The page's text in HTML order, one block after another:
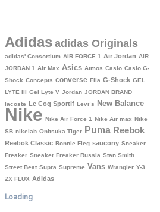
Adidas adidas Originals
adidas' Consortium AIR FORCE 1 Air Jordan AIR
JORDAN 1 Air Max Asics Atmos Casio Casio G-
Shock Concepts converse Fila G-Shock GEL
LYTE III Gel Lyte V Jordan JORDAN BRAND
lacoste Le Coq Sportif Levi’s New Balance
Nike Nike Air Force 1 Nike Air max Nike
SB nikelab Onitsuka Tiger Puma Reebok
Reebok Classic Ronnie Fieg saucony Sneaker
Freaker Sneaker Freaker Russia Stan Smith
Street Beat Supra Supreme Vans Wrangler Y-3
ZX FLUX Аdidas
Loading